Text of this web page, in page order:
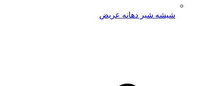
شیشه شیر دهانه عریض